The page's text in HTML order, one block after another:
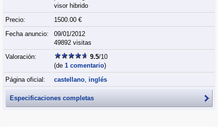
visor hibrido
Precio:
1500.00 €
Fecha anuncio:
09/01/2012
49892 visitas
Valoración:
9.5/10
(de 1 comentario)
Página oficial:
castellano, inglés
Especificaciones completas